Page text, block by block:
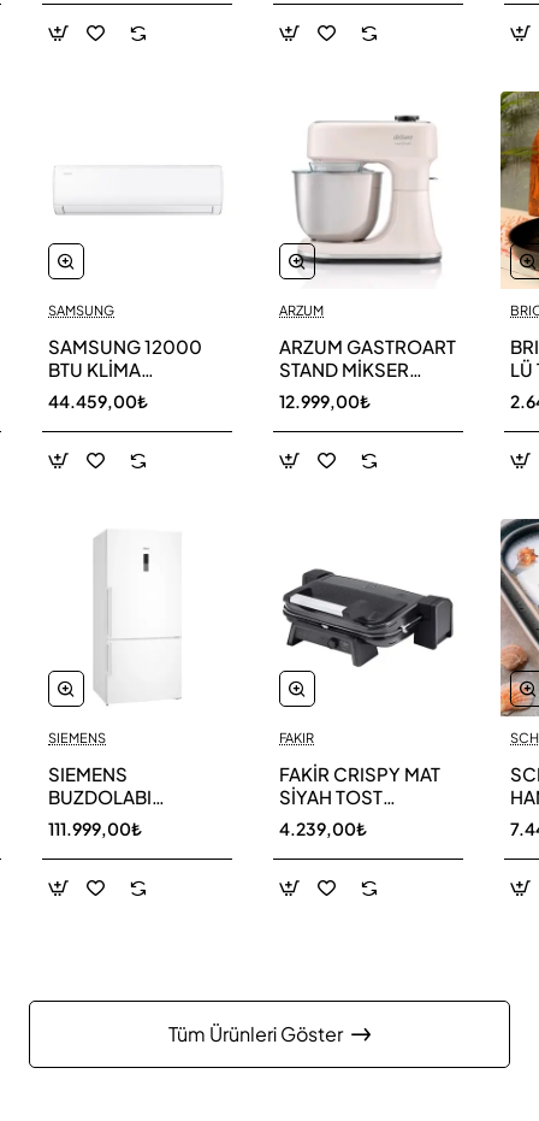
SAMSUNG
SAMSUNG 12000
BTU KLİMA
AR40F12C0AM SK
44.459,00₺
SIEMENS
SIEMENS
BUZDOLABI
KG86NCWE0N
111.999,00₺
ARZUM
ARZUM GASTROART
STAND MİKSER
AR1190-33
12.999,00₺
FAKIR
FAKİR CRISPY MAT
SİYAH TOST
MAKİNESİ
4.239,00₺
LÜ
Tüm Ürünleri Göster